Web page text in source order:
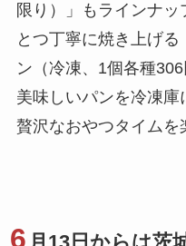
限り）」もラインナ
とつ丁寧に焼き上げ
ン（冷凍、1個各種
美味しいパンを冷凍庫
贅沢なおやつタイムを
6